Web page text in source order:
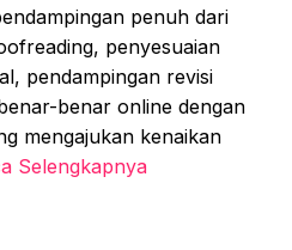
penuh dari
penyesuaian
pendampingan revisi
benar online dengan
mengajukan kenaikan
Selengkapnya